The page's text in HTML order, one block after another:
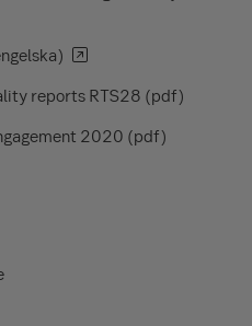
reports RTS28 (pdf)
2020 (pdf)